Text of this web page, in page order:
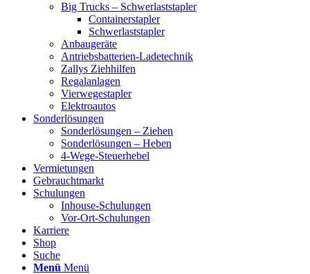
Big Trucks – Schwerlaststapler
Containerstapler
Schwerlaststapler
Anbaugeräte
Antriebsbatterien-Ladetechnik
Zallys Ziehhilfen
Regalanlagen
Vierwegestapler
Elektroautos
Sonderlösungen
Sonderlösungen – Ziehen
Sonderlösungen – Heben
4-Wege-Steuerhebel
Vermietungen
Gebrauchtmarkt
Schulungen
Inhouse-Schulungen
Vor-Ort-Schulungen
Karriere
Shop
Suche
Menü Menü